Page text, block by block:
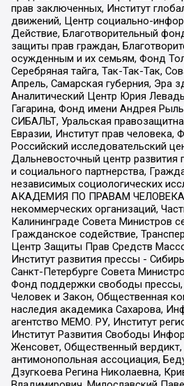
прав заключенных, Институт
движений, Центр социально-
Действие, Благотворительный
защиты прав граждан,
осужденным и их семьям, Фонд
Серебряная тайга, Так-Так-Так,
Апрель, Самарская губерния, Эра
Аналитический Центр Юрия
Гагарина, Фонд имени Андрея
СИБАЛЬТ, Уральская
Евразии, Институт прав человека,
Российский исследовательский
Дальневосточный центр развития
и социального партнерства,
независимых социологических
АКАДЕМИЯ ПО ПРАВАМ ЧЕЛОВЕКА,
некоммерческих организаций,
Калининграде Совета Министров
Гражданское содействие,
Центр Защиты Прав Средств
Институт развития прессы -
Санкт-Петербурге Совета
Фонд поддержки свободы прессы,
Человек и Закон, Общественная
наследия академика Сахарова,
агентство МЕМО. РУ, Институт
Институт Развития Свободы
Женсовет, Общественный вердикт,
антимонопольная ассоциация,
Дзугкоева Регина Николаевна,